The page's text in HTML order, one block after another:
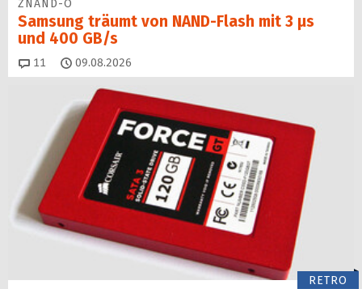
ZNAND-O
Samsung träumt von NAND-Flash mit 3 µs
und 400 GB/s
11 Kommentare
09.08.2026
RETRO